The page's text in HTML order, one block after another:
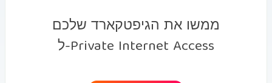
ממשו את הגיפטקארד שלכם
ל-Private Internet Access